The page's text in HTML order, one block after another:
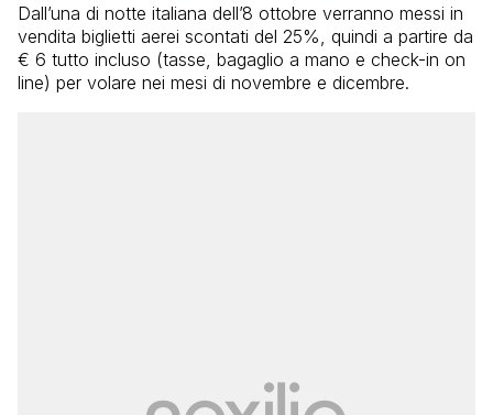
Dall’una di notte italiana dell’8 ottobre verranno messi in
vendita biglietti aerei scontati del 25%, quindi a partire da
€ 6 tutto incluso (tasse, bagaglio a mano e check-in on
line) per volare nei mesi di novembre e dicembre.